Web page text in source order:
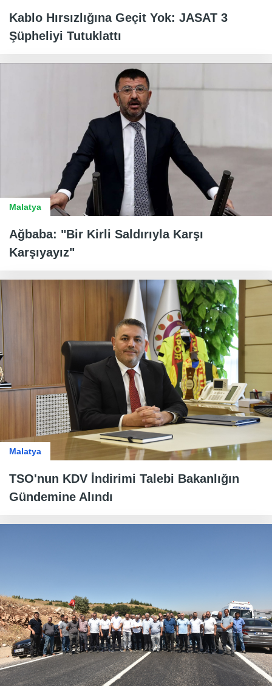
Kablo Hırsızlığına Geçit Yok: JASAT 3
Şüpheliyi Tutuklattı
Malatya
Ağbaba: "Bir Kirli Saldırıyla Karşı
Karşıyayız"
Malatya
TSO'nun KDV İndirimi Talebi Bakanlığın
Gündemine Alındı